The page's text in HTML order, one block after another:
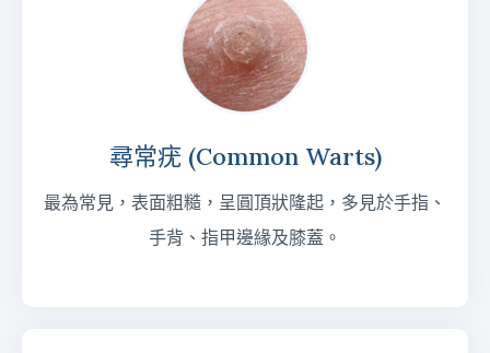
尋常疣 (Common Warts)
最為常見，表面粗糙，呈圓頂狀隆起，多見於手指、
手背、指甲邊緣及膝蓋。